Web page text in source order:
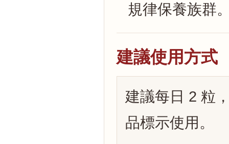
規律保養族群
建議使用方式
建議每日 2 粒
品標示使用。